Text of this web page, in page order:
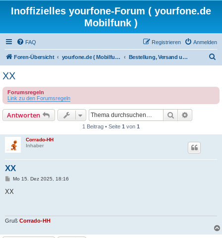
Inoffizielles yourfone-Forum ( yourfone.de
Mobilfunk )
FAQ Anmelden
Registrieren
Foren-Übersicht yourfone.de ( Mobilfunkangebot ) Bestellung, Versand und Portierung
e
XX
Forumsregeln
Link zu den Forumsregeln
Antworten Suche
1 Beitrag • Seite 1 von 1
Corrado-HH
Inhaber
XX
B
i
Mo 15. Dez 2025, 18:16
XX
Gruß Corrado-HH